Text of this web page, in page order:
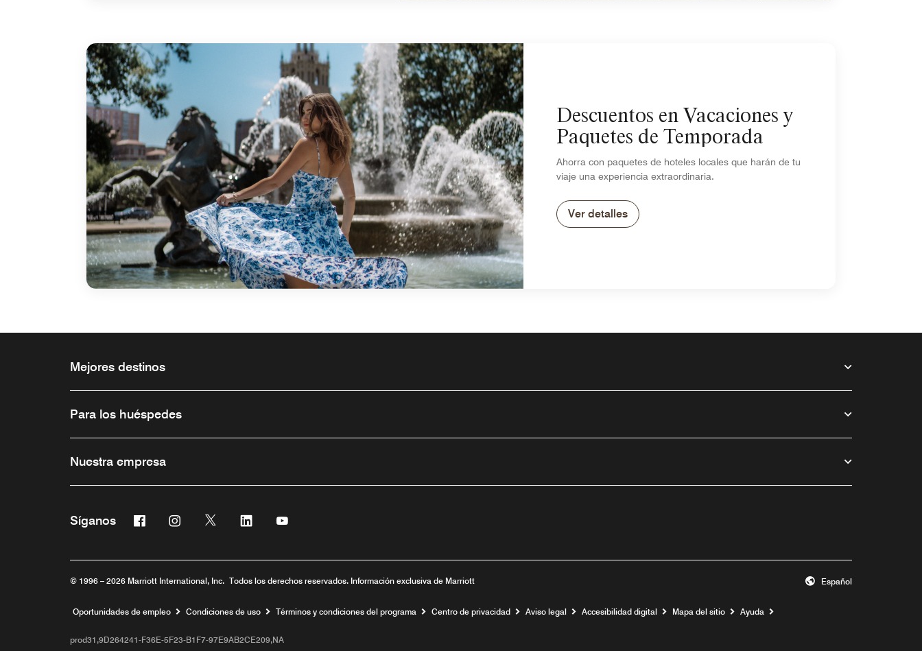
Descuentos en Vacaciones y
Paquetes de Temporada
Ahorra con paquetes de hoteles locales que harán de tu
viaje una experiencia extraordinaria.
Ver detalles
Mejores destinos
Para los huéspedes
Nuestra empresa
Síganos Facebook
Abre una ventana nueva
Instagram
Abre una ventana nueva
Twitter
Abre una ventana nueva
Linkedin
Abre una ventana nueva
Abre una ventana nueva
© 1996 – 2026 Marriott International, Inc. Todos los derechos reservados. Información exclusiva de Marriott Español
Oportunidades de empleo Abre una ventana nueva
Condiciones de uso Términos y condiciones del programa Centro de privacidad Aviso legal Accesibilidad digital Mapa del sitio Ayuda
prod31,9D264241-F36E-5F23-B1F7-97E9AB2CE209,NA